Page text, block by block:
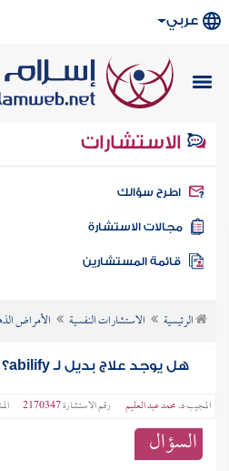
عربي
الاستشارات
سؤالك
الاستشارة
الرئيسية الاستشارات النفسية الأمراض
هل يوجد علاج بديل لـ abilify؟
المجيبد. محمد عبد العليم رقم الاستشارة2170347
السؤال